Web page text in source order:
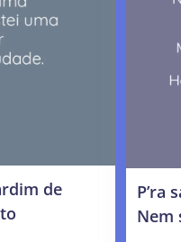
de
P’ra
Nem